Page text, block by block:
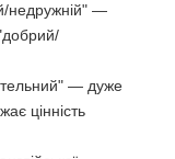
недружній" —
— дуже
цінність